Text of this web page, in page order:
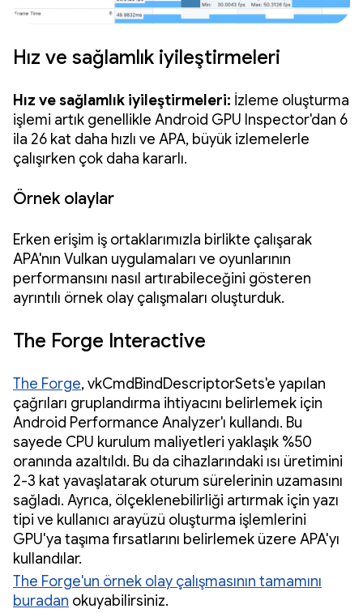
Hız ve sağlamlık iyileştirmeleri
Hız ve sağlamlık iyileştirmeleri: İzleme oluşturma
işlemi artık genellikle Android GPU Inspector'dan 6
ila 26 kat daha hızlı ve APA, büyük izlemelerle
çalışırken çok daha kararlı.
Örnek olaylar
Erken erişim iş ortaklarımızla birlikte çalışarak
APA'nın Vulkan uygulamaları ve oyunlarının
performansını nasıl artırabileceğini gösteren
ayrıntılı örnek olay çalışmaları oluşturduk.
The Forge Interactive
The Forge, vkCmdBindDescriptorSets'e yapılan
çağrıları gruplandırma ihtiyacını belirlemek için
Android Performance Analyzer'ı kullandı. Bu
sayede CPU kurulum maliyetleri yaklaşık %50
oranında azaltıldı. Bu da cihazlarındaki ısı üretimini
2-3 kat yavaşlatarak oturum sürelerinin uzamasını
sağladı. Ayrıca, ölçeklenebilirliği artırmak için yazı
tipi ve kullanıcı arayüzü oluşturma işlemlerini
GPU'ya taşıma fırsatlarını belirlemek üzere APA'yı
kullandılar.
The Forge'un örnek olay çalışmasının tamamını
buradan okuyabilirsiniz.